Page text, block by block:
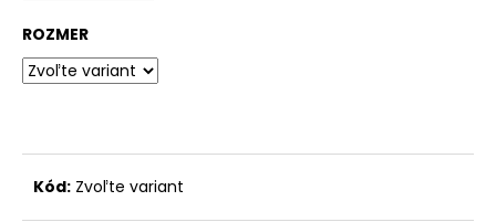
ROZMER
Kód: Zvoľte variant